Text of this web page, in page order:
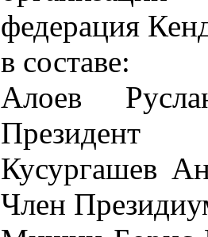
федерация
в составе:
Алоев
Президент
Кусургашев
Член